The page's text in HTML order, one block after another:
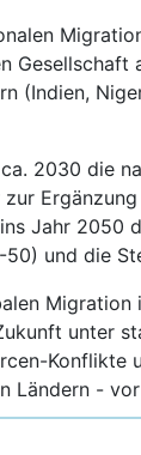
(Indien,
2030 die
Jahr 2050
und die
unter
Ländern -